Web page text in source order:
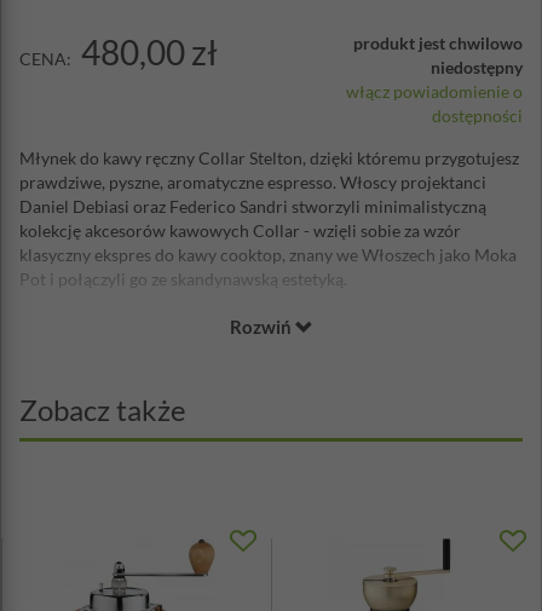
CENA: 480,00 zł
produkt jest chwilowo
niedostępny
włącz powiadomienie o
dostępności
Młynek do kawy ręczny Collar Stelton, dzięki któremu przygotujesz
prawdziwe, pyszne, aromatyczne espresso. Włoscy projektanci
Daniel Debiasi oraz Federico Sandri stworzyli minimalistyczną
kolekcję akcesorów kawowych Collar - wzięli sobie za wzór
klasyczny ekspres do kawy cooktop, znany we Włoszech jako Moka
Pot i połączyli go ze skandynawską estetyką.
Rozwiń
Zobacz także